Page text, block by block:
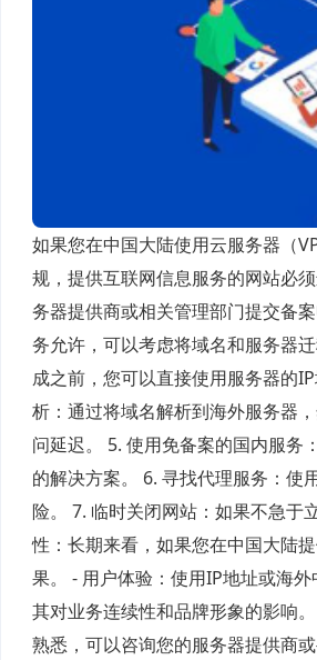
如果您在中国大陆使用云服务器（
规，提供互联网信息服务的网站必
务器提供商或相关管理部门提交备
务允许，可以考虑将域名和服务器
成之前，您可以直接使用服务器的
析：通过将域名解析到海外服务器
问延迟。 5. 使用免备案的国内服务
的解决方案。 6. 寻找代理服务：使
险。 7. 临时关闭网站：如果不急于
性：长期来看，如果您在中国大陆
果。 - 用户体验：使用IP地址或海
其对业务连续性和品牌形象的影响
熟悉，可以咨询您的服务器提供商